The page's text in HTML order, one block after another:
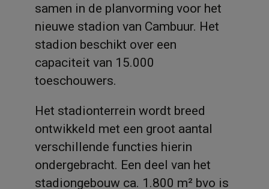
samen in de planvorming voor het
nieuwe stadion van Cambuur. Het
stadion beschikt over een
capaciteit van 15.000
toeschouwers.
Het stadionterrein wordt breed
ontwikkeld met een groot aantal
verschillende functies hierin
ondergebracht. Een deel van het
stadiongebouw ca. 1.800 m² bvo is